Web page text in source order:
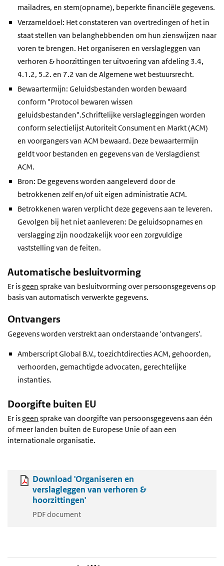
mailadres, en stem(opname), beperkte financiële gegevens.
Verzameldoel: Het constateren van overtredingen of het in
staat stellen van belanghebbenden om hun zienswijzen naar
voren te brengen. Het organiseren en verslagleggen van
verhoren & hoorzittingen ter uitvoering van afdeling 3.4,
4.1.2, 5.2. en 7.2 van de Algemene wet bestuursrecht.
Bewaartermijn: Geluidsbestanden worden bewaard
conform "Protocol bewaren wissen
geluidsbestanden".Schriftelijke verslagleggingen worden
conform selectielijst Autoriteit Consument en Markt (ACM)
en voorgangers van ACM bewaard. Deze bewaartermijn
geldt voor bestanden en gegevens van de Verslagdienst
ACM.
Bron: De gegevens worden aangeleverd door de
betrokkenen zelf en/of uit eigen administratie ACM.
Betrokkenen waren verplicht deze gegevens aan te leveren.
Gevolgen bij het niet aanleveren: De geluidsopnames en
verslagging zijn noodzakelijk voor een zorgvuldige
vaststelling van de feiten.
Automatische besluitvorming
Er isgeen sprake van besluitvorming over persoonsgegevens op
basis van automatisch verwerkte gegevens.
Ontvangers
Gegevens worden verstrekt aan onderstaande 'ontvangers'.
Amberscript Global B.V., toezichtdirecties ACM, gehoorden,
verhoorden, gemachtigde advocaten, gerechtelijke
instanties.
Doorgifte buiten EU
Er isgeen sprake van doorgifte van persoonsgegevens aan één
of meer landen buiten de Europese Unie of aan een
internationale organisatie.
Download 'Organiseren en
verslagleggen van verhoren &
hoorzittingen'
PDF document